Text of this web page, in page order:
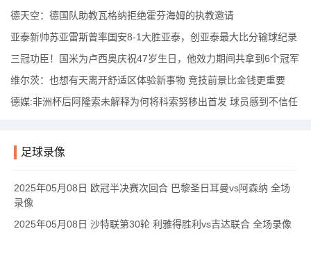
毕竟，这位英格兰国脚几乎场场首发踢满，并且在比赛中能自始自
终做到逼抢对手，而这正是教练组所看重的。因此，拜仁的资金更
应投入到球队的其他位置。
德天空：德国队助教瓦格纳拒绝霍芬海姆的执教邀请
亚泰新帅苏亚雷斯曾率国安8-1大胜亚泰，创亚泰最大比分输球纪录
三冠功臣！国米为卢西奥庆祝47岁生日，他效力期间共拿到6个冠军
维尔茨：也想有天离开舒适区体验新事物 竞技前景比金钱更重要
德媒:非洲杯后阿隆索未解释为何将科索努移出首发 球员感到不信任
足球录像
2025年05月08日 欧冠半决赛次回合 巴黎圣日耳曼vs阿森纳 全场
录像
2025年05月08日 沙特联第30轮 利雅得胜利vs吉达联合 全场录像